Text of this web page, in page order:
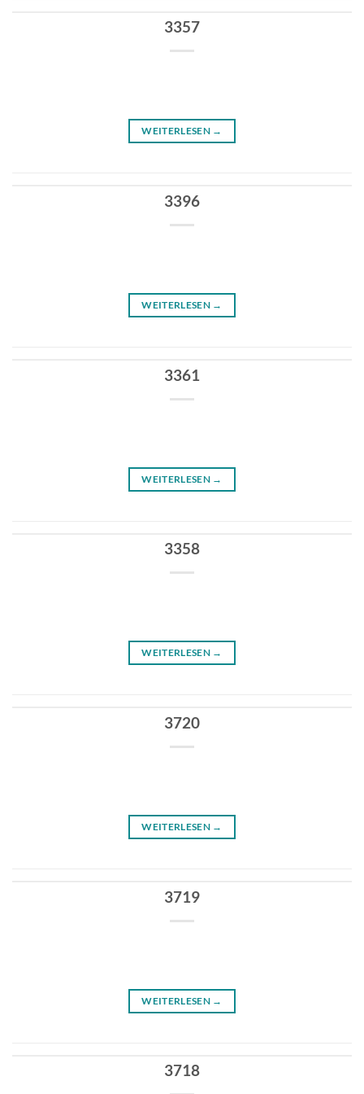
3357
WEITERLESEN →
3396
WEITERLESEN →
3361
WEITERLESEN →
3358
WEITERLESEN →
3720
WEITERLESEN →
3719
WEITERLESEN →
3718